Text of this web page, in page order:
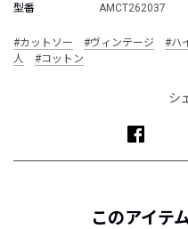
型番 AMCT262037
#カットソー #ヴィンテージ #ハ
人
#コットン
シ
このアイテ